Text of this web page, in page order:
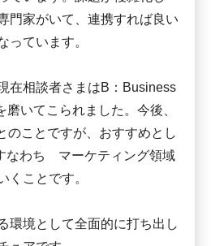
門家がいて、連携すれば良い
っています。
在相談者さまはB：Business
いてこられました。今後、
のことですが、おすすめとし
なわち マーケティング領域
くことです。
環境として全面的に打ち出し